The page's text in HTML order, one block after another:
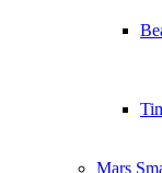
Mars